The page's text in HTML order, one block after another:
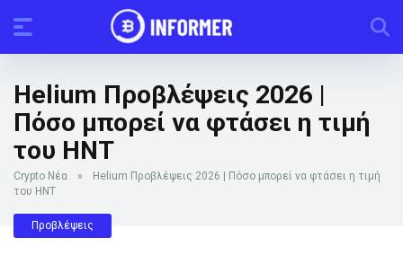
Helium Προβλέψεις 2026 |
Πόσο μπορεί να φτάσει η τιμή
του HNT
Crypto Νέα »
Helium Προβλέψεις 2026 | Πόσο μπορεί να φτάσει η τιμή
του HNT
Προβλέψεις